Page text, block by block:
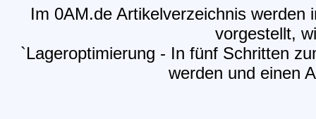
Im 0AM.de Artikelverzeichnis
vorgestellt,
`Lageroptimierung - In fünf Schritten
werden und einen